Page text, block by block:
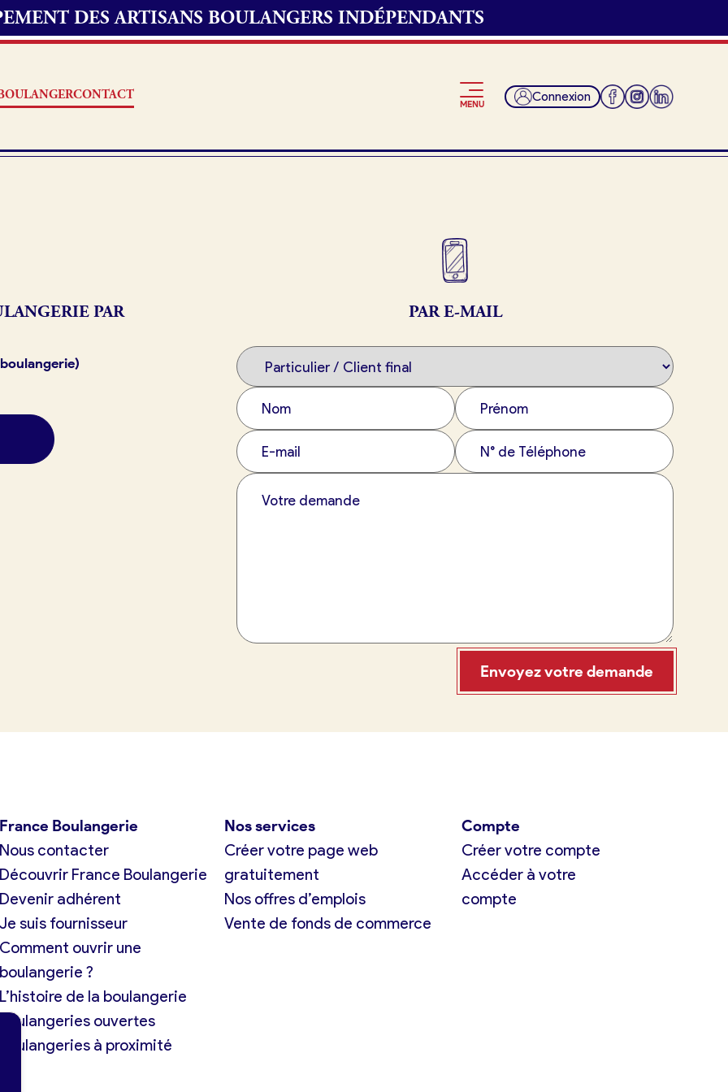
DES ARTISANS BOULANGERS INDÉPENDANTS
CONTACT
MENU Connexion
Je suis fournisseur
PAR
PAR E-MAIL
Envoyez votre demande
France Boulangerie
contacter
Découvrir France Boulangerie
Devenir adhérent
Je suis fournisseur
Comment ouvrir une
boulangerie ?
L’histoire de la boulangerie
Boulangeries ouvertes
Boulangeries à proximité
Nos services
Créer votre page web
gratuitement
Nos offres d’emplois
Vente de fonds de commerce
Compte
Créer votre compte
Accéder à votre
compte